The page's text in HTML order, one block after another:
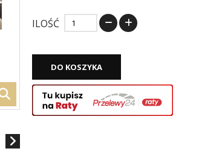
ILOŚĆ
DO KOSZYKA